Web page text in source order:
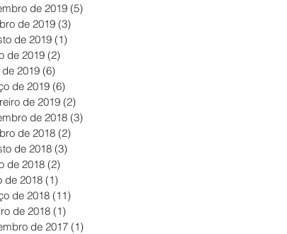
de 2019 (5)
de 2019 (3)
de 2019 (1)
de 2019 (2)
2019 (6)
de 2019 (6)
de 2019 (2)
de 2018 (3)
de 2018 (2)
de 2018 (3)
de 2018 (2)
de 2018 (1)
de 2018 (11)
de 2018 (1)
de 2017 (1)